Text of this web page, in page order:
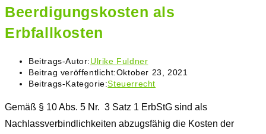
Beerdigungskosten als
Erbfallkosten
Beitrags-Autor:Ulrike Fuldner
Beitrag veröffentlicht:Oktober 23, 2021
Beitrags-Kategorie:Steuerrecht
Gemäß § 10 Abs. 5 Nr. 3 Satz 1 ErbStG sind als
Nachlassverbindlichkeiten abzugsfähig die Kosten der